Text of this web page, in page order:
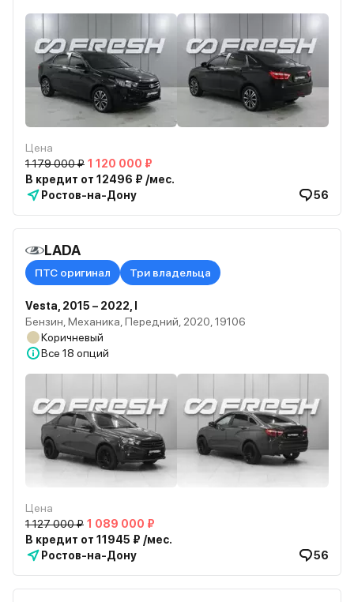
Цена
1 179 000 ₽ 1 120 000 ₽
В кредит от 12496 ₽ /мес.
Ростов-на-Дону
56
LADA
ПТС оригинал Три владельца
Vesta, 2015 – 2022, I
Бензин, Механика, Передний, 2020, 19106
Коричневый
Все 18 опций
Цена
1 127 000 ₽ 1 089 000 ₽
В кредит от 11945 ₽ /мес.
Ростов-на-Дону
56